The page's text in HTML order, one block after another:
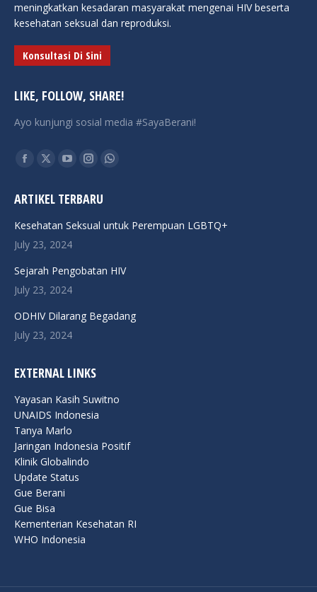
meningkatkan kesadaran masyarakat mengenai HIV beserta
kesehatan seksual dan reproduksi.
Konsultasi Di Sini
LIKE, FOLLOW, SHARE!
Ayo kunjungi sosial media #SayaBerani!
Find us on:
Facebook
opens
in
new
X
opens
in
new
YouTube
opens
in
new
Instagram
opens
in
Whatsapp
in
ARTIKEL TERBARU
Kesehatan Seksual untuk Perempuan LGBTQ+
July 23, 2024
Sejarah Pengobatan HIV
July 23, 2024
ODHIV Dilarang Begadang
July 23, 2024
EXTERNAL LINKS
Yayasan Kasih Suwitno
UNAIDS Indonesia
Tanya Marlo
Jaringan Indonesia Positif
Klinik Globalindo
Update Status
Gue Berani
Gue Bisa
Kementerian Kesehatan RI
WHO Indonesia